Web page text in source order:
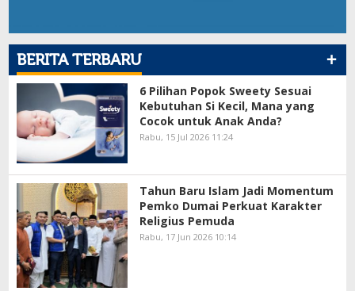
+
BERITA TERBARU
6 Pilihan Popok Sweety Sesuai
Kebutuhan Si Kecil, Mana yang
Cocok untuk Anak Anda?
Rabu, 15 Jul 2026 11:24
Tahun Baru Islam Jadi Momentum
Pemko Dumai Perkuat Karakter
Religius Pemuda
Rabu, 17 Jun 2026 10:14